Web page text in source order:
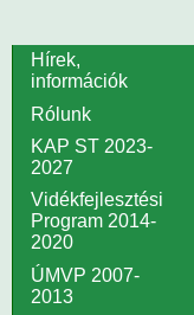
Hírek,
információk
Rólunk
KAP ST 2023-
2027
Vidékfejlesztési
Program 2014-
2020
ÚMVP 2007-
2013